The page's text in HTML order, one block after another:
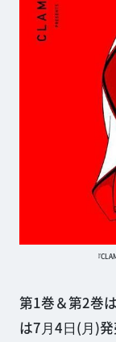
『
第1巻＆第2巻
は7⽉4⽇(⽉)